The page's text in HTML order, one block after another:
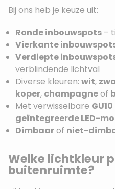
Bij ons heb je keuze uit:
Ronde inbouwspots –
Vierkante
Verdiepte
verblindende lichtval
Diverse kleuren: wit,
koper, champagneof
Met verwisselbare
geïntegreerde LED-
Dimbaarof niet-
Welke lichtkleur
buitenruimte?